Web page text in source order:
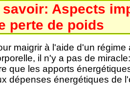
savoir: Aspects
perte de poids
maigrir à l'aide d'un
il n'y a pas de
que les apports
dépenses énergétiques de